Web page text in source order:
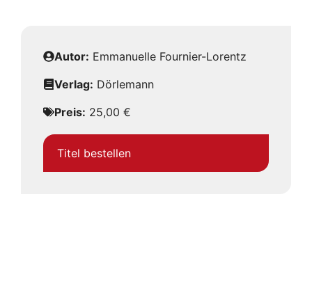
Autor: Emmanuelle Fournier-Lorentz
Verlag: Dörlemann
Preis: 25,00 €
Titel bestellen